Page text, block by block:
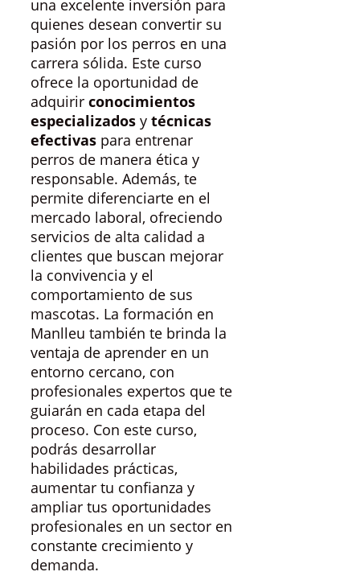
una excelente inversión para
quienes desean convertir su
pasión por los perros en una
carrera sólida. Este curso
ofrece la oportunidad de
adquirir conocimientos
especializados y técnicas
efectivas para entrenar
perros de manera ética y
responsable. Además, te
permite diferenciarte en el
mercado laboral, ofreciendo
servicios de alta calidad a
clientes que buscan mejorar
la convivencia y el
comportamiento de sus
mascotas. La formación en
Manlleu también te brinda la
ventaja de aprender en un
entorno cercano, con
profesionales expertos que te
guiarán en cada etapa del
proceso. Con este curso,
podrás desarrollar
habilidades prácticas,
aumentar tu confianza y
ampliar tus oportunidades
profesionales en un sector en
constante crecimiento y
demanda.